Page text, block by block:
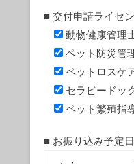
■ 交付申請ライセ
動物健康管理
ペット防災管
ペットロスケ
セラピードッ
ペット繁殖指
■ お振り込み予定日